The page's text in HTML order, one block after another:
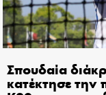
Σπουδαία
κατέκτησε